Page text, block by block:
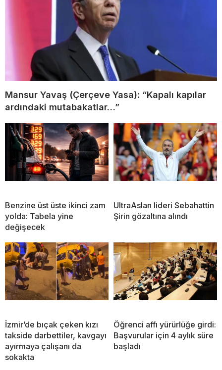
Mansur Yavaş (Çerçeve Yasa): “Kapalı kapılar
ardındaki mutabakatlar…”
Benzine üst üste ikinci zam
yolda: Tabela yine
değişecek
UltraAslan lideri Sebahattin
Şirin gözaltına alındı
İzmir’de bıçak çeken kızı
takside darbettiler, kavgayı
ayırmaya çalışanı da
sokakta
Öğrenci affı yürürlüğe girdi:
Başvurular için 4 aylık süre
başladı